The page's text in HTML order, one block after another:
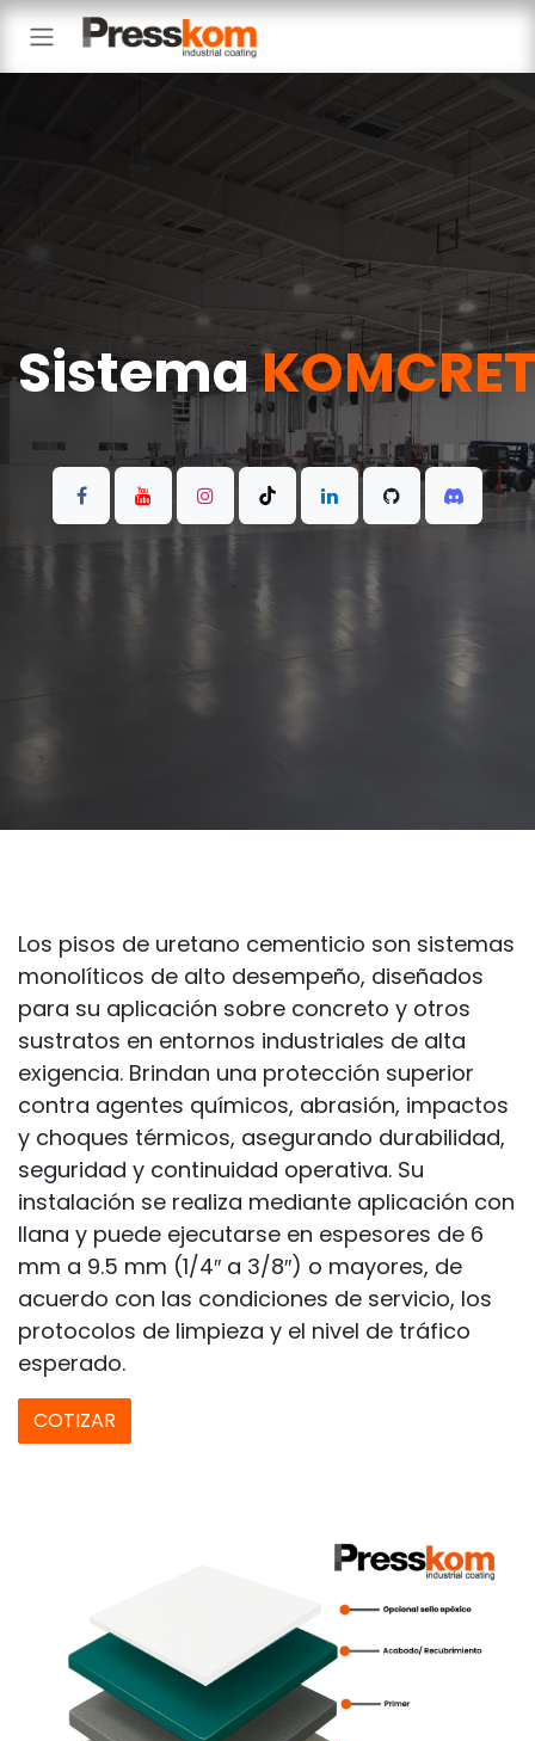
Ir al contenido
Sistema
Los pisos de uretano cementicio son sistemas
monolíticos de alto desempeño, diseñados
para su aplicación sobre concreto y otros
sustratos en entornos industriales de alta
exigencia. Brindan una protección superior
contra agentes químicos, abrasión, impactos
y choques térmicos, asegurando durabilidad,
seguridad y continuidad operativa. Su
instalación se realiza mediante aplicación con
llana y puede ejecutarse en espesores de 6
mm a 9.5 mm (1/4″ a 3/8″) o mayores, de
acuerdo con las condiciones de servicio, los
protocolos de limpieza y el nivel de tráfico
esperado.
COTIZAR